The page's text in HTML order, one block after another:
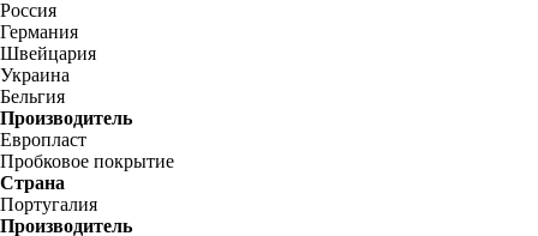
Россия
Германия
Швейцария
Украина
Бельгия
Производитель
Европласт
Пробковое покрытие
Страна
Португалия
Производитель